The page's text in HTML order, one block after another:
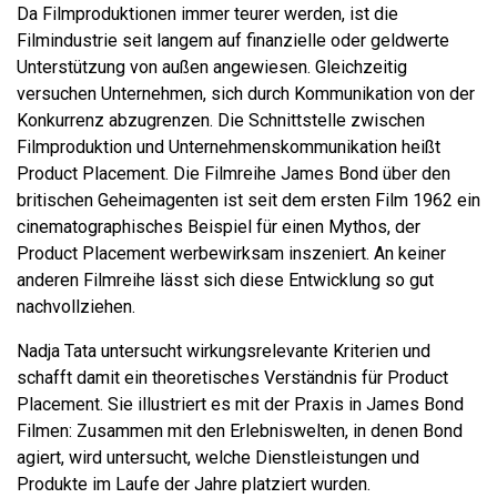
Da Filmproduktionen immer teurer werden, ist die
Filmindustrie seit langem auf finanzielle oder geldwerte
Unterstützung von außen angewiesen. Gleichzeitig
versuchen Unternehmen, sich durch Kommunikation von der
Konkurrenz abzugrenzen. Die Schnittstelle zwischen
Filmproduktion und Unternehmenskommunikation heißt
Product Placement. Die Filmreihe James Bond über den
britischen Geheimagenten ist seit dem ersten Film 1962 ein
cinematographisches Beispiel für einen Mythos, der
Product Placement werbewirksam inszeniert. An keiner
anderen Filmreihe lässt sich diese Entwicklung so gut
nachvollziehen.
Nadja Tata untersucht wirkungsrelevante Kriterien und
schafft damit ein theoretisches Verständnis für Product
Placement. Sie illustriert es mit der Praxis in James Bond
Filmen: Zusammen mit den Erlebniswelten, in denen Bond
agiert, wird untersucht, welche Dienstleistungen und
Produkte im Laufe der Jahre platziert wurden.